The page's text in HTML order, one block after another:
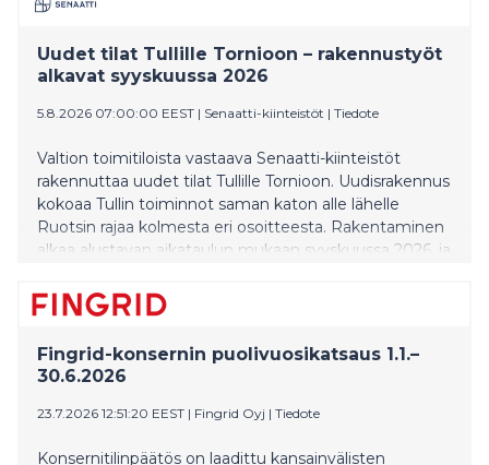
Uudet tilat Tullille Tornioon – rakennustyöt
alkavat syyskuussa 2026
5.8.2026 07:00:00 EEST | Senaatti-kiinteistöt | Tiedote
Valtion toimitiloista vastaava Senaatti-kiinteistöt
rakennuttaa uudet tilat Tullille Tornioon. Uudisrakennus
kokoaa Tullin toiminnot saman katon alle lähelle
Ruotsin rajaa kolmesta eri osoitteesta. Rakentaminen
alkaa alustavan aikataulun mukaan syyskuussa 2026, ja
Fingrid-konsernin puolivuosikatsaus 1.1.–
30.6.2026
23.7.2026 12:51:20 EEST | Fingrid Oyj | Tiedote
Konsernitilinpäätös on laadittu kansainvälisten